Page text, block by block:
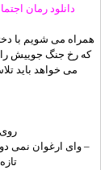
دانلود رمان
همراه می شویم با
که رخ جنگ جوییش را
می خواهد باید
– وای ارغوان نمی